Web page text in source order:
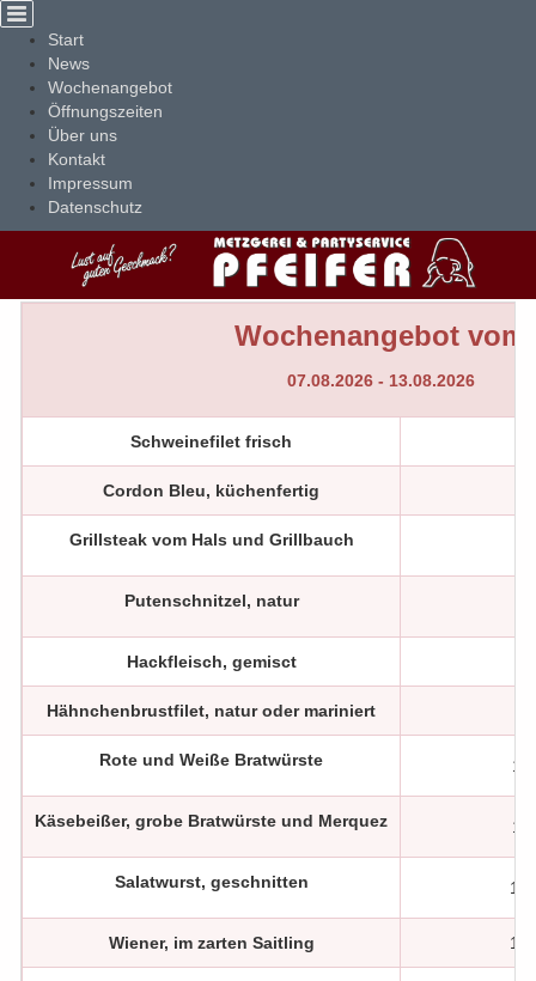
Start
News
Wochenangebot
Öffnungszeiten
Über uns
Kontakt
Impressum
Datenschutz
Wochenangebot vom
07.08.2026 - 13.08.2026
Schweinefilet frisch
Cordon Bleu, küchenfertig
Grillsteak vom Hals und Grillbauch
Putenschnitzel, natur
Hackfleisch, gemisct
Hähnchenbrustfilet, natur oder mariniert
Rote und Weiße Bratwürste
Käsebeißer, grobe Bratwürste und Merquez
Salatwurst, geschnitten
Wiener, im zarten Saitling
Cookie-Einstellungen